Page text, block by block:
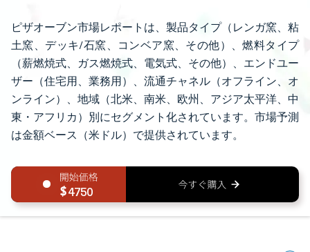
ピザオーブン市場レポートは、製品タイプ（レンガ窯、粘
土窯、デッキ/石窯、コンベア窯、その他）、燃料タイプ
（薪燃焼式、ガス燃焼式、電気式、その他）、エンドユー
ザー（住宅用、業務用）、流通チャネル（オフライン、オ
ンライン）、地域（北米、南米、欧州、アジア太平洋、中
東・アフリカ）別にセグメント化されています。市場予測
は金額ベース（米ドル）で提供されています。
4750